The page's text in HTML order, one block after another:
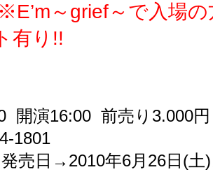
※E’m～grief～で入場
有り!!
開演16:00 前売り3.000
1801
売日→2010年6月26日(土